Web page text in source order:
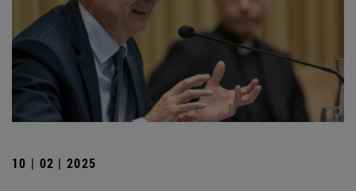
10 | 02 | 2025